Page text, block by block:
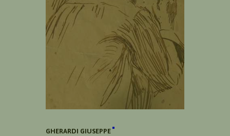
GHERARDI GIUSEPPE